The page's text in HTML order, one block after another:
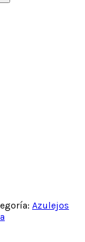
Azulejos